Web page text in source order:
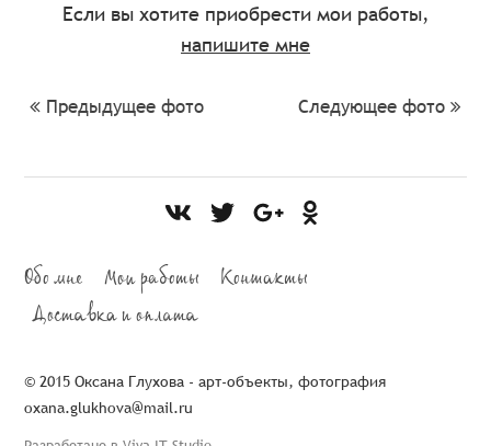
Если вы хотите приобрести мои работы,
напишите мне
Предыдущее фото Следующее фото
Обо мне Мои работы Контакты
Доставка и оплата
© 2015 Оксана Глухова - арт-объекты, фотография
oxana.glukhova@mail.ru